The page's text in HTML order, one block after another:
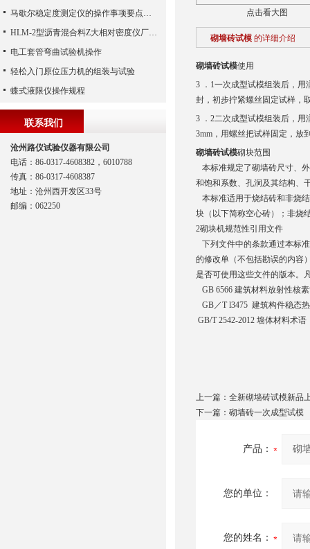
点击看大图
砌墙砖试模 的详细介绍
砌墙砖试模使用
3 ．1一次成型试模组装后，
封，初步拧紧螺丝固定试样，
3 ．2二次成型试模组装后，
3mm，用螺丝把试样固定，放
砌墙砖试模砌块范围
本标准规定了砌墙砖尺寸、
和饱和系数、孔洞及其结构、
本标准适用于烧结砖和非烧
块（以下简称空心砖）；非烧
2砌块机规范性引用文件
下列文件中的条款通过本标
的修改单（不包括勘误的内容
是否可使用这些文件的版本。
GB 6566 建筑材料放射性核
GB／T l3475 建筑构件稳态
GB/T 2542-2012 墙体材料术语
上一篇： 全新砌墙砖试模新品
下一篇： 砌墙砖一次成型试模
产品：
您的单位：
您的姓名：
马歇尔稳定度测定仪的操作事项要点知悉
HLM-2型沥青混合料Z大相对密度仪厂家专业讲解
电工套管弯曲试验机操作
轻松入门原位压力机的组装与试验
蝶式液限仪操作规程
联系我们
沧州路仪试验仪器有限公司
电话：86-0317-4608382，6010788
传真：86-0317-4608387
地址：沧州西开发区33号
邮编：062250